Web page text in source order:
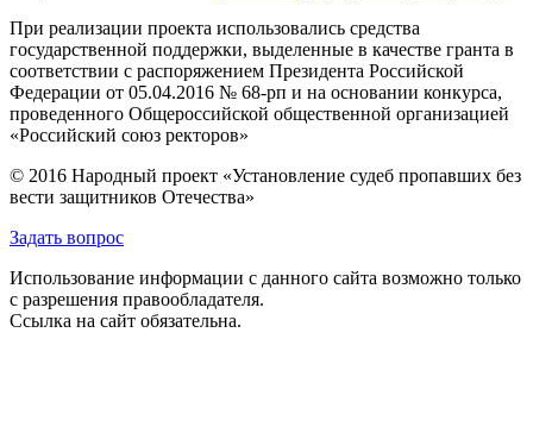
При реализации проекта использовались средства
государственной поддержки, выделенные в качестве гранта в
соответствии с распоряжением Президента Российской
Федерации от 05.04.2016 № 68-рп и на основании конкурса,
проведенного Общероссийской общественной организацией
«Российский союз ректоров»
© 2016 Народный проект «Установление судеб пропавших без
вести защитников Отечества»
Задать вопрос
Использование информации с данного сайта возможно только
с разрешения правообладателя.
Ссылка на сайт обязательна.